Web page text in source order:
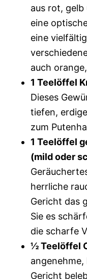
aus rot,
eine
eine
auch
1 Teelöffel
Dieses
tiefen,
zum
1 Teelöffel
(mild oder
herrliche
Gericht das
Sie es
die scharfe
½ Teelöffel
Gericht